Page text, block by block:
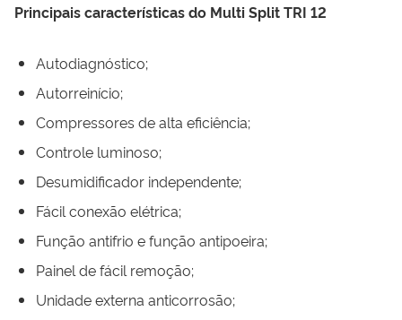
Principais características do Multi Split TRI 12
Autodiagnóstico;
Autorreinício;
Compressores de alta eficiência;
Controle luminoso;
Desumidificador independente;
Fácil conexão elétrica;
Função antifrio e função antipoeira;
Painel de fácil remoção;
Unidade externa anticorrosão;